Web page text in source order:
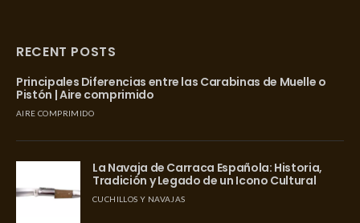
RECENT POSTS
Principales Diferencias entre las Carabinas de Muelle o
Pistón | Aire comprimido
AIRE COMPRIMIDO
La Navaja de Carraca Española: Historia,
Tradición y Legado de un Icono Cultural
CUCHILLOS Y NAVAJAS